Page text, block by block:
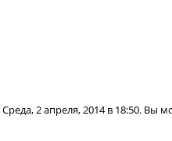
2 апреля, 2014 в 18:50. Вы